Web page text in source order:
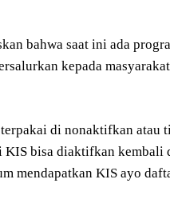
bahwa saat ini ada
kepada
di nonaktifkan atau
bisa diaktifkan kembali
mendapatkan KIS ayo